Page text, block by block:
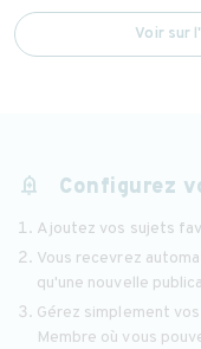
Voir sur
add_alert Configurez
Ajoutez vos sujets
Vous recevrez
qu'une nouvelle
Gérez simplement
Membre où vous